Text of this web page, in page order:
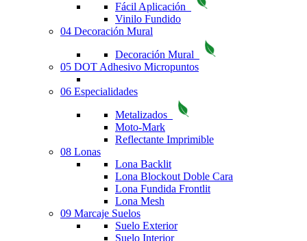
Fácil Aplicación
Vinilo Fundido
04 Decoración Mural
Decoración Mural
05 DOT Adhesivo Micropuntos
06 Especialidades
Metalizados
Moto-Mark
Reflectante Imprimible
08 Lonas
Lona Backlit
Lona Blockout Doble Cara
Lona Fundida Frontlit
Lona Mesh
09 Marcaje Suelos
Suelo Exterior
Suelo Interior